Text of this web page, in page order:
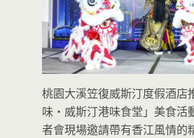
桃園大溪笠復威斯汀度假酒店
味・威斯汀港味食堂」美食活
者會現場邀請帶有香江風情的